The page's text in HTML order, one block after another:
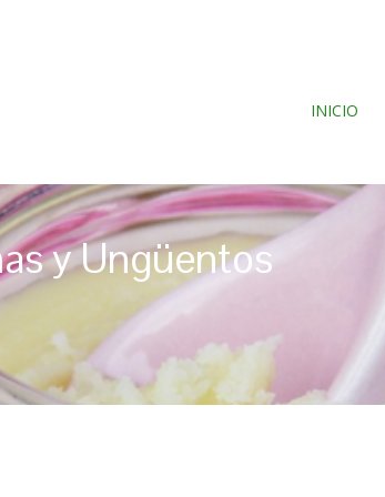
INICIO
y Ungüentos